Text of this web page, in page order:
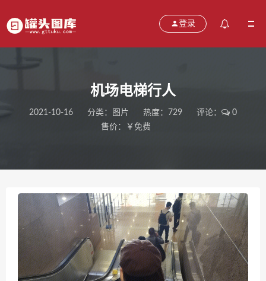
登录
机场电梯行人
2021-10-16 分类： 图片 热度：729 评论：
0
售价：￥免费